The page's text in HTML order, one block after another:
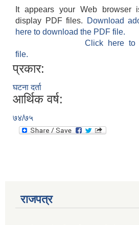
It appears your Web browser
display PDF files.
Download
here to download the PDF file.
Click here to
file.
प्रकार:
घटना दर्ता
आर्थिक वर्ष:
७४/७५
राजपत्र